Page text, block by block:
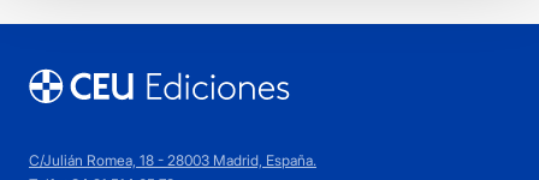
C/Julián Romea, 18 - 28003 Madrid, España.